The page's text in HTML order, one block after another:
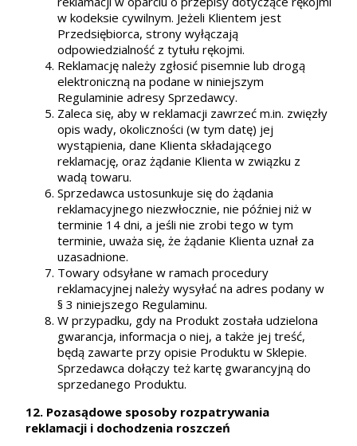
w kodeksie cywilnym. Jeżeli Klientem jest
Przedsiębiorca, strony wyłączają
odpowiedzialność z tytułu rękojmi.
Reklamację należy zgłosić pisemnie lub drogą
elektroniczną na podane w niniejszym
Regulaminie adresy Sprzedawcy.
Zaleca się, aby w reklamacji zawrzeć m.in. zwięzły
opis wady, okoliczności (w tym datę) jej
wystąpienia, dane Klienta składającego
reklamację, oraz żądanie Klienta w związku z
wadą towaru.
Sprzedawca ustosunkuje się do żądania
reklamacyjnego niezwłocznie, nie później niż w
terminie 14 dni, a jeśli nie zrobi tego w tym
terminie, uważa się, że żądanie Klienta uznał za
uzasadnione.
Towary odsyłane w ramach procedury
reklamacyjnej należy wysyłać na adres podany w
§ 3 niniejszego Regulaminu.
W przypadku, gdy na Produkt została udzielona
gwarancja, informacja o niej, a także jej treść,
będą zawarte przy opisie Produktu w Sklepie.
Sprzedawca dołączy też kartę gwarancyjną do
sprzedanego Produktu.
12. Pozasądowe sposoby rozpatrywania
reklamacji i dochodzenia roszczeń